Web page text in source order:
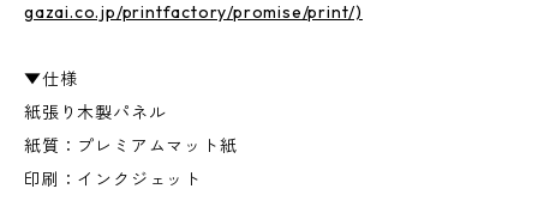
gazai.co.jp/printfactory/promise/print/)
▼仕様
紙張り木製パネル
紙質：プレミアムマット紙
印刷：インクジェット